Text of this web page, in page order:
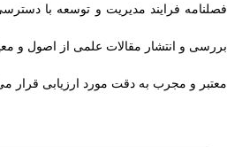
فصلنامه فرایند مدیریت و توسعه با
بررسی و انتشار مقالات علمی از اصول و
معتبر و مجرب به دقت مورد ارزیابی قرار